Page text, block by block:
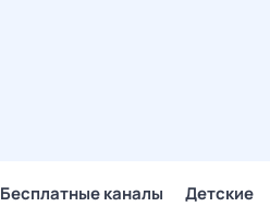
Бесплатные каналы Детские